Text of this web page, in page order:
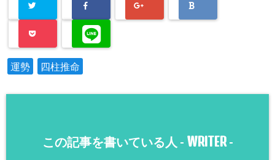
運勢 四柱推命
この記事を書いている人 - WRITER-